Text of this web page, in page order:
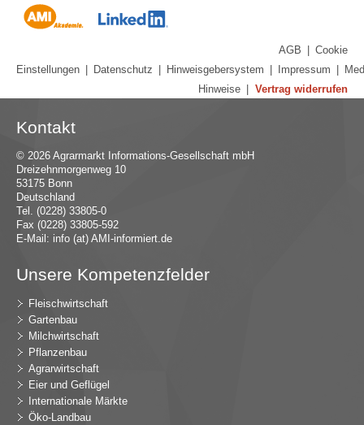
AGB
Cookie
Einstellungen
Datenschutz Hinweisgebersystem Impressum
Hinweise
Vertrag widerrufen
Kontakt
© 2026 Agrarmarkt Informations-Gesellschaft mbH
Dreizehnmorgenweg 10
53175 Bonn
Deutschland
Tel. (0228) 33805-0
Fax (0228) 33805-592
E-Mail: info (at) AMI-informiert.de
Unsere Kompetenzfelder
Fleischwirtschaft
Gartenbau
Milchwirtschaft
Pflanzenbau
Agrarwirtschaft
Eier und Geflügel
Internationale Märkte
Öko-Landbau